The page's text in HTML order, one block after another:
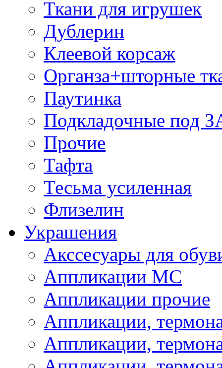
Ткани для игрушек
Дублерин
Клеевой корсаж
Органза+шторные
Паутинка
Подкладочные под
Прочие
Тафта
Тесьма усиленная
Флизелин
Украшения
Акссесуары для
Аппликации МС
Аппликации прочие
Аппликации,
Аппликации,